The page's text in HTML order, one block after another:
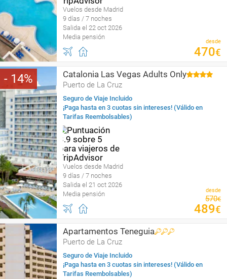
Vuelos desde Madrid
9 días / 7 noches
Salida el 22 oct 2026
Media pensión
desde
470€
14 Catalonia Las Vegas Adults Only
Puerto de La Cruz
Seguro de Viaje Incluido
¡Paga hasta en 3 cuotas sin intereses! (Válido en
Tarifas Reembolsables)
Vuelos desde Madrid
9 días / 7 noches
Salida el 21 oct 2026
Media pensión
desde
570€
489€
Apartamentos Teneguia
Puerto de La Cruz
Seguro de Viaje Incluido
¡Paga hasta en 3 cuotas sin intereses! (Válido en
Tarifas Reembolsables)